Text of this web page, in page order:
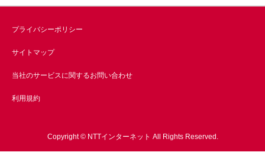
プライバシーポリシー
サイトマップ
当社のサービスに関するお問い合わせ
利用規約
Copyright © NTTインターネット All Rights Reserved.